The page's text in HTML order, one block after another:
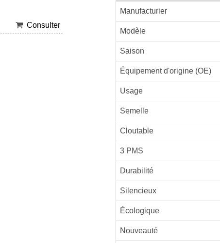
Consulter
Manufacturier
Modèle
Saison
Équipement d'origine (OE)
Usage
Semelle
Cloutable
3 PMS
Durabilité
Silencieux
Écologique
Nouveauté